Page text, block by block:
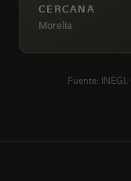
CERCANA
Morelia
Fuente: